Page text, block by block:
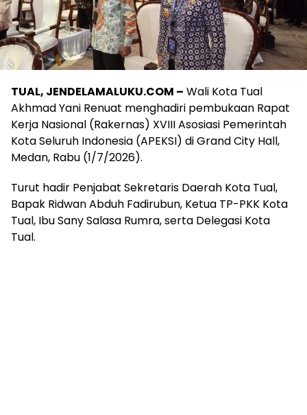
TUAL, JENDELAMALUKU.COM – Wali Kota Tual
Akhmad Yani Renuat menghadiri pembukaan Rapat
Kerja Nasional (Rakernas) XVIII Asosiasi Pemerintah
Kota Seluruh Indonesia (APEKSI) di Grand City Hall,
Medan, Rabu (1/7/2026).
Turut hadir Penjabat Sekretaris Daerah Kota Tual,
Bapak Ridwan Abduh Fadirubun, Ketua TP-PKK Kota
Tual, Ibu Sany Salasa Rumra, serta Delegasi Kota
Tual.